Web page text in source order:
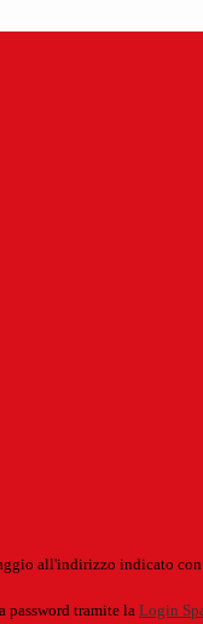
all'indirizzo indicato
password tramite la Login